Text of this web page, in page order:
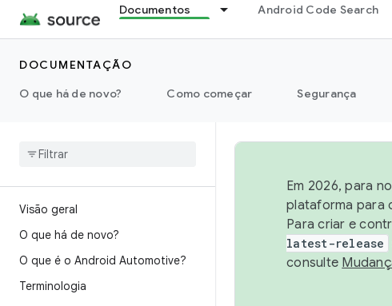
Documentos Android Code Search
DOCUMENTAÇÃO
O que há de novo?
Como começar Segurança
Visão geral
O que há de novo?
O que é o Android Automotive?
Terminologia
Em 2026, para
plataforma para
Para criar e
latest-release
consulte